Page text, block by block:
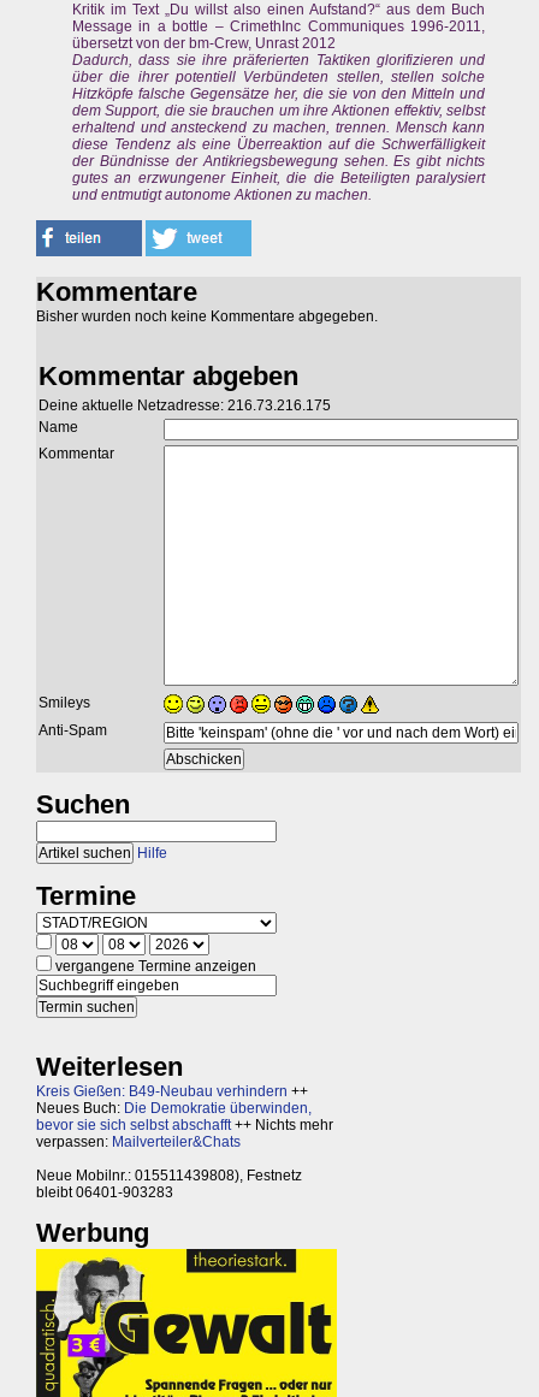
Kritik im Text „Du willst also einen Aufstand?“ aus dem Buch
Message in a bottle – CrimethInc Communiques 1996-2011,
übersetzt von der bm-Crew, Unrast 2012
Dadurch, dass sie ihre präferierten Taktiken glorifizieren und
über die ihrer potentiell Verbündeten stellen, stellen solche
Hitzköpfe falsche Gegensätze her, die sie von den Mitteln und
dem Support, die sie brauchen um ihre Aktionen effektiv, selbst
erhaltend und ansteckend zu machen, trennen. Mensch kann
diese Tendenz als eine Überreaktion auf die Schwerfälligkeit
der Bündnisse der Antikriegsbewegung sehen. Es gibt nichts
gutes an erzwungener Einheit, die die Beteiligten paralysiert
und entmutigt autonome Aktionen zu machen.
Kommentare
Bisher wurden noch keine Kommentare abgegeben.
Kommentar abgeben
Deine aktuelle Netzadresse: 216.73.216.175
Name
Kommentar
Smileys
Anti-Spam
Suchen
Hilfe
Termine
vergangene Termine anzeigen
Weiterlesen
Kreis Gießen: B49-Neubau verhindern ++
Neues Buch: Die Demokratie überwinden,
bevor sie sich selbst abschafft++ Nichts mehr
verpassen: Mailverteiler&Chats
Neue Mobilnr.: 015511439808), Festnetz
bleibt 06401-903283
Werbung